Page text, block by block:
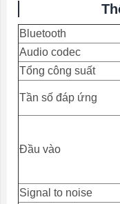
Bluetooth
Audio codec
Tổng công suất
Tần số đáp ứng
Đầu vào
Signal to noise